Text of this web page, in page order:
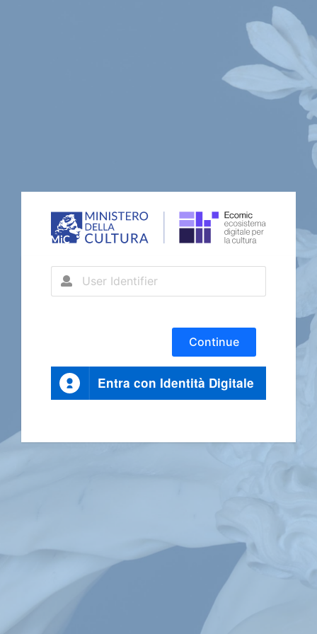
Continue
Entra con Identità Digitale